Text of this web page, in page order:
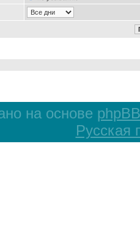
на основе phpBB
Русская